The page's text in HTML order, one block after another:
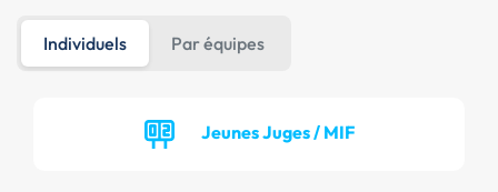
Individuels Par équipes
Jeunes Juges / MIF